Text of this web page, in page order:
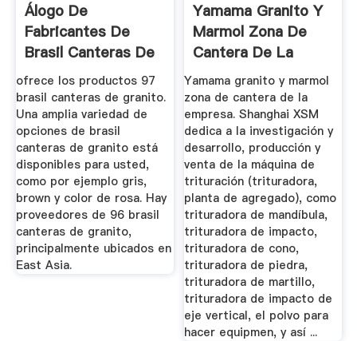
Álogo De
Fabricantes De
Brasil Canteras De
Granito De ...
ofrece los productos 97
brasil canteras de granito.
Una amplia variedad de
opciones de brasil
canteras de granito está
disponibles para usted,
como por ejemplo gris,
brown y color de rosa. Hay
proveedores de 96 brasil
canteras de granito,
principalmente ubicados en
East Asia.
Yamama Granito Y
Marmol Zona De
Cantera De La
Empresa ...
Yamama granito y marmol
zona de cantera de la
empresa. Shanghai XSM
dedica a la investigación y
desarrollo, producción y
venta de la máquina de
trituración (trituradora,
planta de agregado), como
trituradora de mandíbula,
trituradora de impacto,
trituradora de cono,
trituradora de piedra,
trituradora de martillo,
trituradora de impacto de
eje vertical, el polvo para
hacer equipmen, y así ...